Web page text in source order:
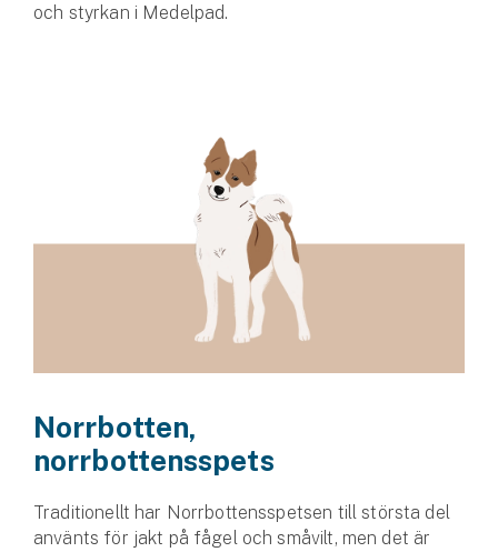
och styrkan i Medelpad.
Norrbotten,
norrbottensspets
Traditionellt har Norrbottensspetsen till största del
använts för jakt på fågel och småvilt, men det är